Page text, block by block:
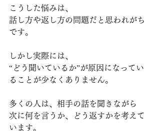
こうした悩みは、
話し方や返し方の問題だと思われがち
です。
しかし実際には、
“どう聞いているか”が原因になってい
ることが少なくありません。
多くの人は、相手の話を聞きながら
次に何を言うか、どう返すかを考えて
います。